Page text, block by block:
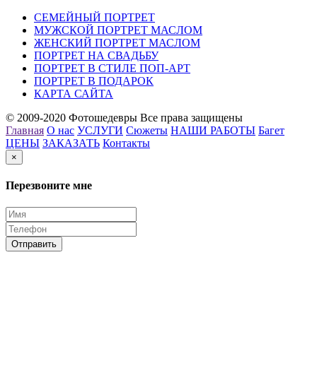
СЕМЕЙНЫЙ ПОРТРЕТ
МУЖСКОЙ ПОРТРЕТ МАСЛОМ
ЖЕНСКИЙ ПОРТРЕТ МАСЛОМ
ПОРТРЕТ НА СВАДЬБУ
ПОРТРЕТ В СТИЛЕ ПОП-АРТ
ПОРТРЕТ В ПОДАРОК
КАРТА САЙТА
© 2009-2020 Фотошедевры Все права защищены
Главная О нас УСЛУГИ Сюжеты НАШИ РАБОТЫ Багет
ЦЕНЫ ЗАКАЗАТЬ Контакты
×
Перезвоните мне
Отправить